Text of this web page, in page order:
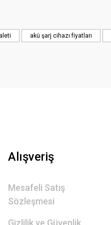
akü şarj cihazı fiyatları
Alışveriş
Mesafeli Satış
Sözleşmesi
Gizlilik ve Güvenlik